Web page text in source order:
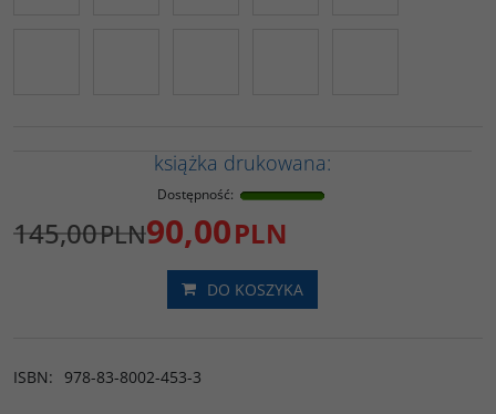
książka drukowana:
Dostępność:
145,00PLN90,00PLN
DO KOSZYKA
ISBN: 978-83-8002-453-3